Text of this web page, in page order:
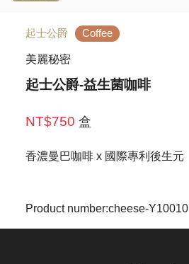
起士公爵 Coffee
美麗秘密
起士公爵-益生菌咖啡
NT$750 盒
香濃曼巴咖啡 x 國際專利後生元
Product number:cheese-Y10010